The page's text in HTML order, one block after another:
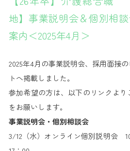
地】事業説明会＆個別相
案内＜2025年4月＞
2025年4月の事業説明会、採用面接
トへ掲載しました。
参加希望の方は、以下のリンクよ
をお願いします。
事業説明会・個別相談会
3/12（水）オンライン個別説明会